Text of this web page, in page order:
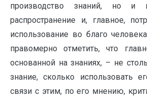
производство знаний, но и
распространение и, главное,
использование во благо
правомерно отметить, что
основанной на знаниях, – не
знание, сколько использовать
связи с этим, по его мнению,